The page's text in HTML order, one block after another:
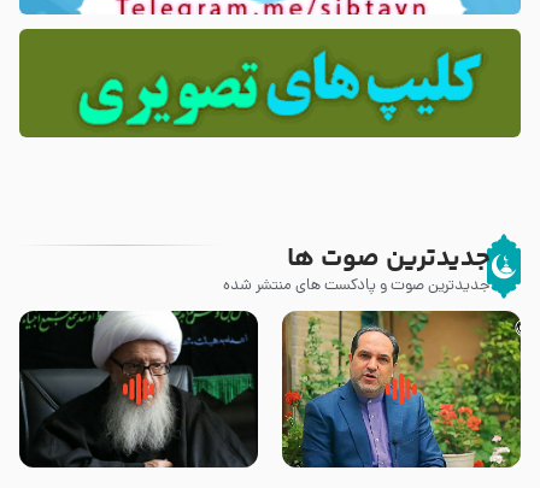
جدیدترین صوت ها
جدیدترین صوت و پادکست های منتشر شده
پیامبر صلی الله علیه وآله و سلم
فرمودند وای بر بچه های آخر
زوّار اربعین امام حسین (علیه
السلام) با این اشتیاق به زیارت